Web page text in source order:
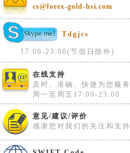
cs@forex-gold-hsi.com
Tdgjcs
17:00-23:00(节假日除外)
在线支持
及时、准确、快捷为您服务
周一至周五17:00-23:00
意见/建议/评价
感谢您对我们的关注和支持